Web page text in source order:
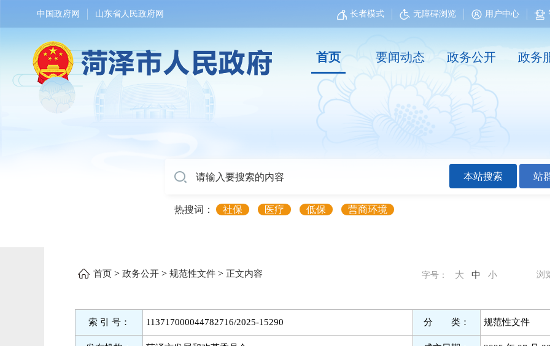
中国政府网 山东省人民政府网 长者模式 无障碍浏览 用户中心
首页 要闻动态 政务公开 政务
本站搜索 站
热搜词： 社保 医疗 低保 营商环境
首页 > 政务公开 > 规范性文件 > 正文内容 字号： 大 中 小 浏
索 引 号： 113717000044782716/2025-15290 分 类： 规范性文件